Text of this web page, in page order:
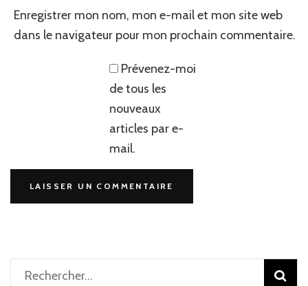
Enregistrer mon nom, mon e-mail et mon site web
dans le navigateur pour mon prochain commentaire.
Prévenez-moi
de tous les
nouveaux
articles par e-
mail.
Rechercher :